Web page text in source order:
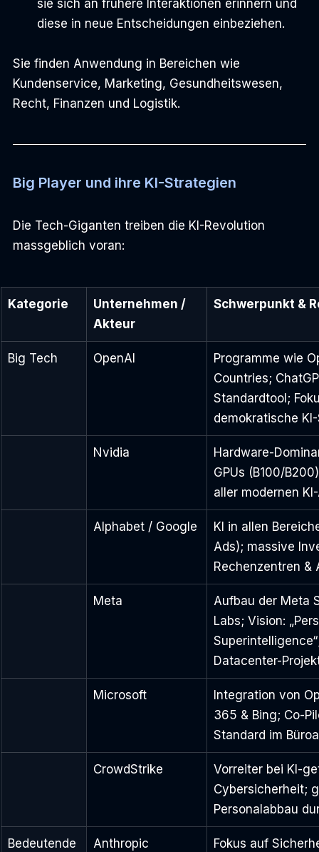
sie sich an frühere Interaktionen erinnern und
diese in neue Entscheidungen einbeziehen.
Sie finden Anwendung in Bereichen wie
Kundenservice, Marketing, Gesundheitswesen,
Recht, Finanzen und Logistik.
Big Player und ihre KI-Strategien
Die Tech-Giganten treiben die KI-Revolution
massgeblich voran:
Kategorie
Unternehmen /
Akteur
Schwerpunkt &
Big Tech OpenAI
Programme wie
Countries;
Standardtool;
demokratische
Nvidia
Hardware-
GPUs (B100/
aller modernen
Alphabet / Google
KI in allen
Ads); massive
Rechenzentren &
Meta
Aufbau der Meta
Labs; Vision:
Datacenter-
Microsoft
Integration von
365 & Bing; Co-
Standard im
CrowdStrike
Vorreiter bei KI-
Cybersicherheit;
Personalabbau
Bedeutende
Anthropic
Fokus auf